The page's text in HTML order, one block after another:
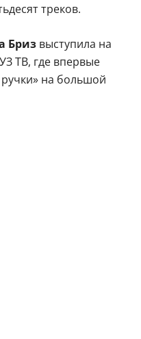
треков.
Бриз выступила на
ТВ, где впервые
на большой